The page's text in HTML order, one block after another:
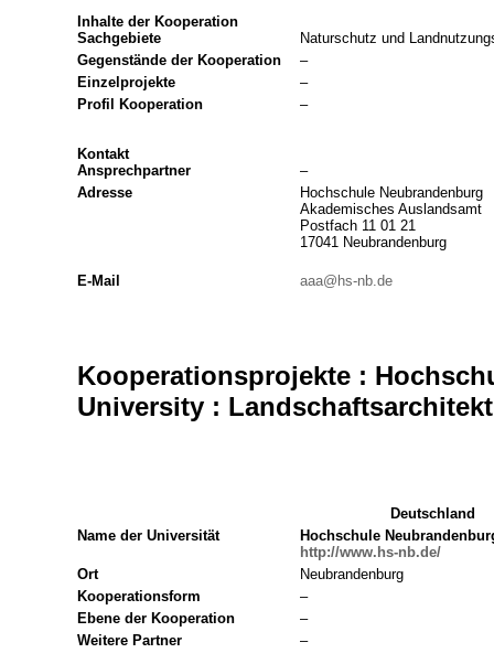
Inhalte der Kooperation
Sachgebiete
Naturschutz und
Gegenstände der Kooperation
–
Einzelprojekte
–
Profil Kooperation
–
Kontakt
Ansprechpartner
–
Adresse
Hochschule Neubrandenburg
Akademisches Auslandsamt
Postfach 11 01 21
17041 Neubrandenburg
E-Mail aaa@hs-nb.de
Kooperationsprojekte :
University :
Deutschland
Name der Universität
Hochschule
http://www.hs-nb.de/
Ort
Neubrandenburg
Kooperationsform
–
Ebene der Kooperation
–
Weitere Partner
–